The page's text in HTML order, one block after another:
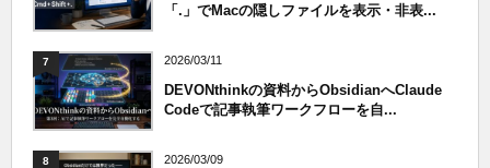
「.」でMacの隠しファイルを表示・非表...
7 2026/03/11
DEVONthinkの資料からObsidianへClaude
Codeで記事執筆ワークフローを自...
8 2026/03/09